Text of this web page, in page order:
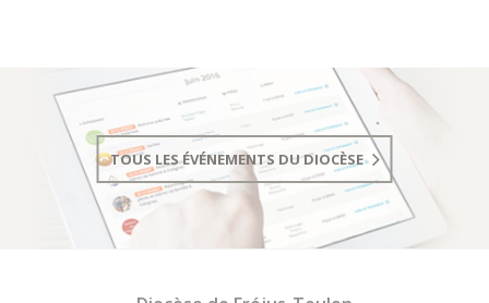
TOUS LES ÉVÉNEMENTS DU DIOCÈSE